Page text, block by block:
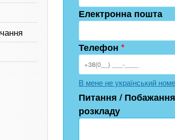
Електронна пошта
Телефон *
В мене не український
Питання /
розкладу